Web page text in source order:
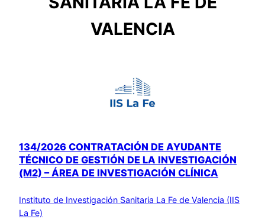
VALENCIA
134/2026 CONTRATACIÓN DE AYUDANTE
TÉCNICO DE GESTIÓN DE LA INVESTIGACIÓN
(M2) – ÁREA DE INVESTIGACIÓN CLÍNICA
Instituto de Investigación Sanitaria La Fe de Valencia (IIS
La Fe)